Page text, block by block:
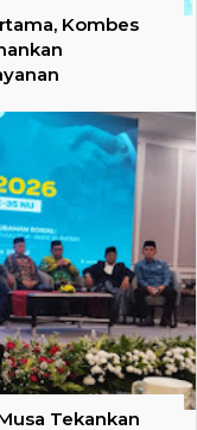
Kombes
Tekankan